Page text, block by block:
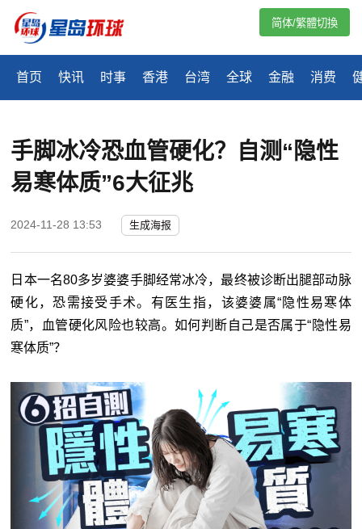
首页 快讯 时事 香港 台湾 全球 金融 消费
简体/繁體切換
手脚冰冷恐血管硬化？自测“隐性
易寒体质”6大征兆
2024-11-28 13:53 生成海报
日本一名80多岁婆婆手脚经常冰冷，最终被诊断出腿部动脉
硬化，恐需接受手术。有医生指，该婆婆属“隐性易寒体
质”，血管硬化风险也较高。如何判断自己是否属于“隐性易
寒体质”？